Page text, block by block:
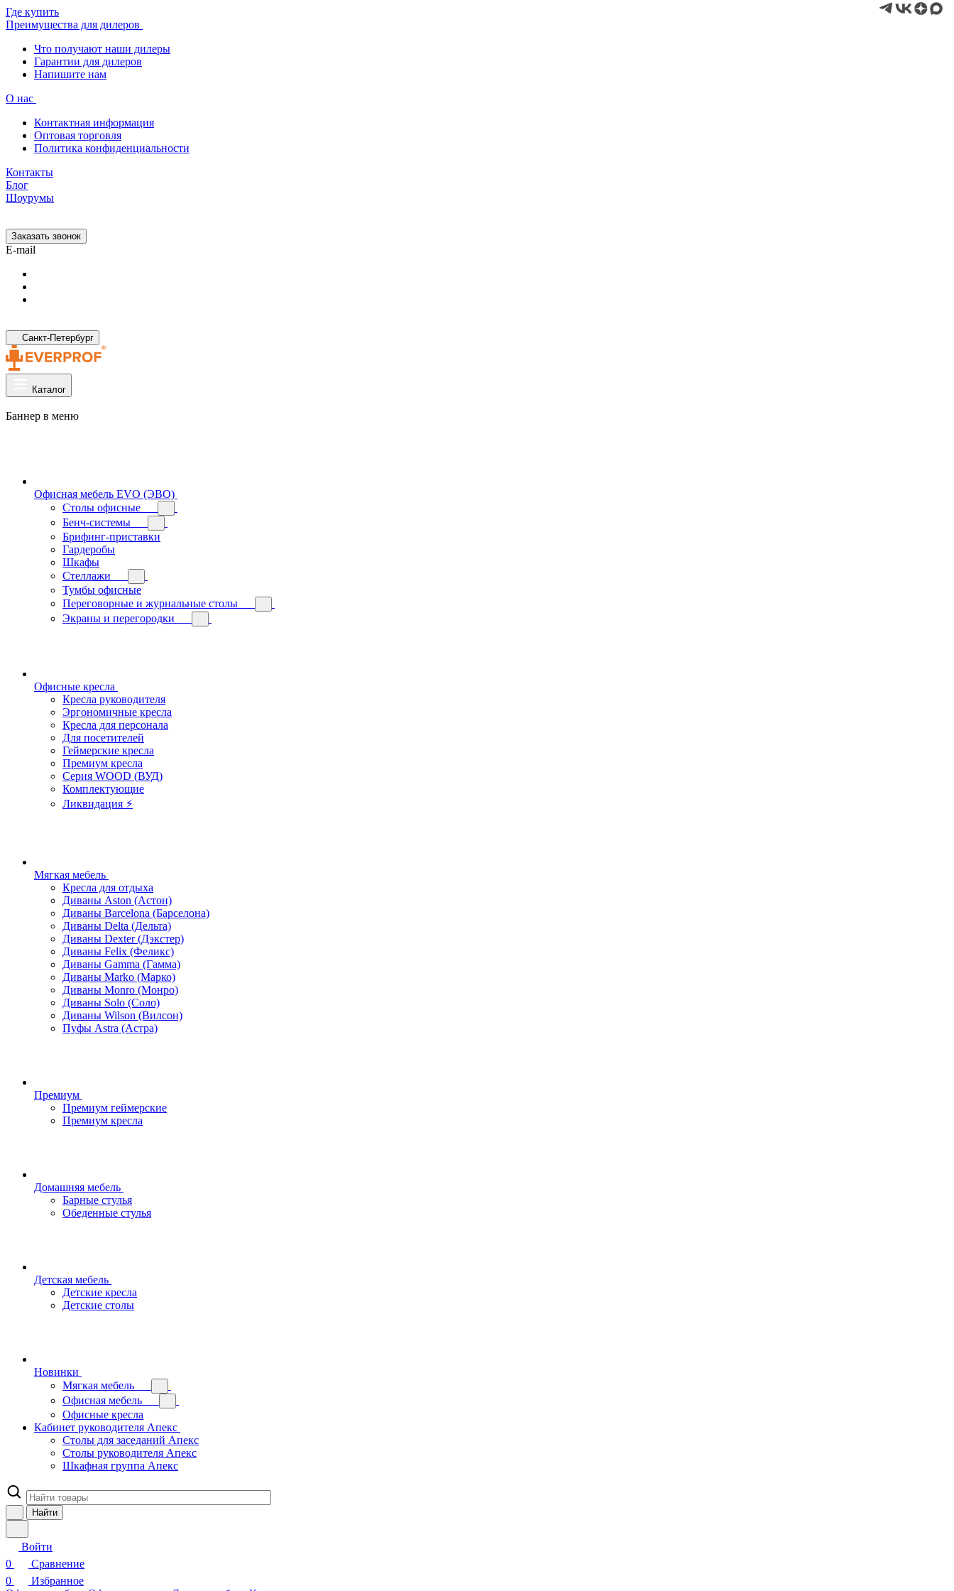
Где купить
Преимущества для дилеров
Что получают наши дилеры
Гарантии для дилеров
Напишите нам
О нас
Контактная информация
Оптовая торговля
Политика конфиденциальности
Контакты
Блог
Шоурумы
Заказать звонок
E-mail
Санкт-Петербург
Каталог
Баннер в меню
Офисная мебель EVO (ЭВО)
Cтолы офисные
Бенч-системы
Брифинг-приставки
Гардеробы
Шкафы
Стеллажи
Тумбы офисные
Переговорные и журнальные столы
Экраны и перегородки
Офисные кресла
Кресла руководителя
Эргономичные кресла
Кресла для персонала
Для посетителей
Геймерские кресла
Премиум кресла
Серия WOOD (ВУД)
Комплектующие
Ликвидация ⚡
Мягкая мебель
Кресла для отдыха
Диваны Aston (Астон)
Диваны Barcelona (Барселона)
Диваны Delta (Дельта)
Диваны Dexter (Дэкстер)
Диваны Felix (Феликс)
Диваны Gamma (Гамма)
Диваны Marko (Марко)
Диваны Monro (Монро)
Диваны Solo (Соло)
Диваны Wilson (Вилсон)
Пуфы Astra (Астра)
Премиум
Премиум геймерские
Премиум кресла
Домашняя мебель
Барные стулья
Обеденные стулья
Детская мебель
Детские кресла
Детские столы
Новинки
Мягкая мебель
Офисная мебель
Офисные кресла
Кабинет руководителя Апекс
Столы для заседаний Апекс
Столы руководителя Апекс
Шкафная группа Апекс
Найти
Войти
0
Сравнение
0
Избранное